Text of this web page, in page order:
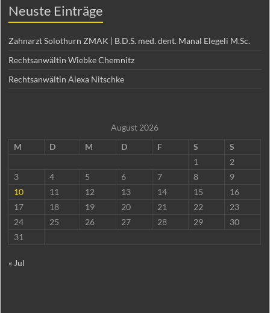
Neuste Einträge
Zahnarzt Solothurn ZMAK | B.D.S. med. dent. Manal Elegeli M.Sc.
Rechtsanwältin Wiebke Chemnitz
Rechtsanwältin Alexa Nitschke
August 2026
M
D M D F S
S
1
2
3
4 5 6 7 8
9
10
11 12 13 14 15
16
17
18 19 20 21 22
23
24
25 26 27 28 29
30
31
« Jul